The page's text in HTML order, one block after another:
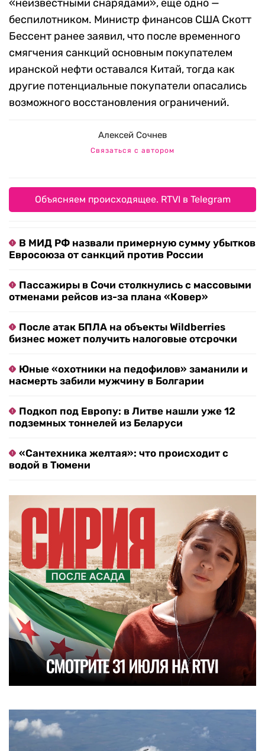
«неизвестными снарядами», еще одно —
беспилотником. Министр финансов США Скотт
Бессент ранее заявил, что после временного
смягчения санкций основным покупателем
иранской нефти оставался Китай, тогда как
другие потенциальные покупатели опасались
возможного восстановления ограничений.
Алексей Сочнев
Связаться с автором
Объясняем происходящее. RTVI в Telegram
В МИД РФ назвали примерную сумму убытков
Евросоюза от санкций против России
Пассажиры в Сочи столкнулись с массовыми
отменами рейсов из-за плана «Ковер»
После атак БПЛА на объекты Wildberries
бизнес может получить налоговые отсрочки
Юные «охотники на педофилов» заманили и
насмерть забили мужчину в Болгарии
Подкоп под Европу: в Литве нашли уже 12
подземных тоннелей из Беларуси
«Сантехника желтая»: что происходит с
водой в Тюмени